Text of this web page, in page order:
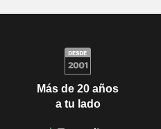
Más de 20 años
a tu lado